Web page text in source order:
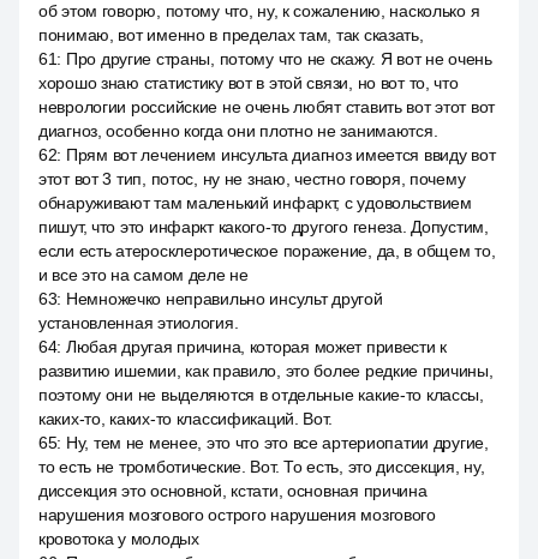
об этом говорю, потому что, ну, к сожалению, насколько я
понимаю, вот именно в пределах там, так сказать,
61: Про другие страны, потому что не скажу. Я вот не очень
хорошо знаю статистику вот в этой связи, но вот то, что
неврологии российские не очень любят ставить вот этот вот
диагноз, особенно когда они плотно не занимаются.
62: Прям вот лечением инсульта диагноз имеется ввиду вот
этот вот 3 тип, потос, ну не знаю, честно говоря, почему
обнаруживают там маленький инфаркт, с удовольствием
пишут, что это инфаркт какого-то другого генеза. Допустим,
если есть атеросклеротическое поражение, да, в общем то,
и все это на самом деле не
63: Немножечко неправильно инсульт другой
установленная этиология.
64: Любая другая причина, которая может привести к
развитию ишемии, как правило, это более редкие причины,
поэтому они не выделяются в отдельные какие-то классы,
каких-то, каких-то классификаций. Вот.
65: Ну, тем не менее, это что это все артериопатии другие,
то есть не тромботические. Вот. То есть, это диссекция, ну,
диссекция это основной, кстати, основная причина
нарушения мозгового острого нарушения мозгового
кровотока у молодых